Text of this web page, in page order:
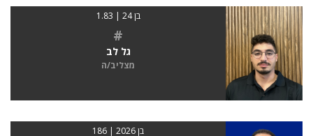
בן 24 | 1.83
#
גל לב
מצליב/ה
בן 2026 | 186